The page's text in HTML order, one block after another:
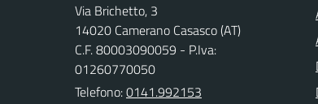
Via Brichetto, 3
14020 Camerano Casasco (AT)
C.F. 80003090059 - P.Iva:
01260770050
Telefono:0141.992153